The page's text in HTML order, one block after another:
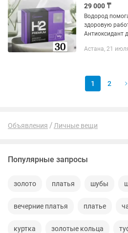
29 000 ₸
Водород
здоровую
Антиоксидант
состояния
Астана, 21
1 2
Объявления Личные вещи
Популярные запросы
золото платья шубы
вечерние платья платье
куртка золотые кольца